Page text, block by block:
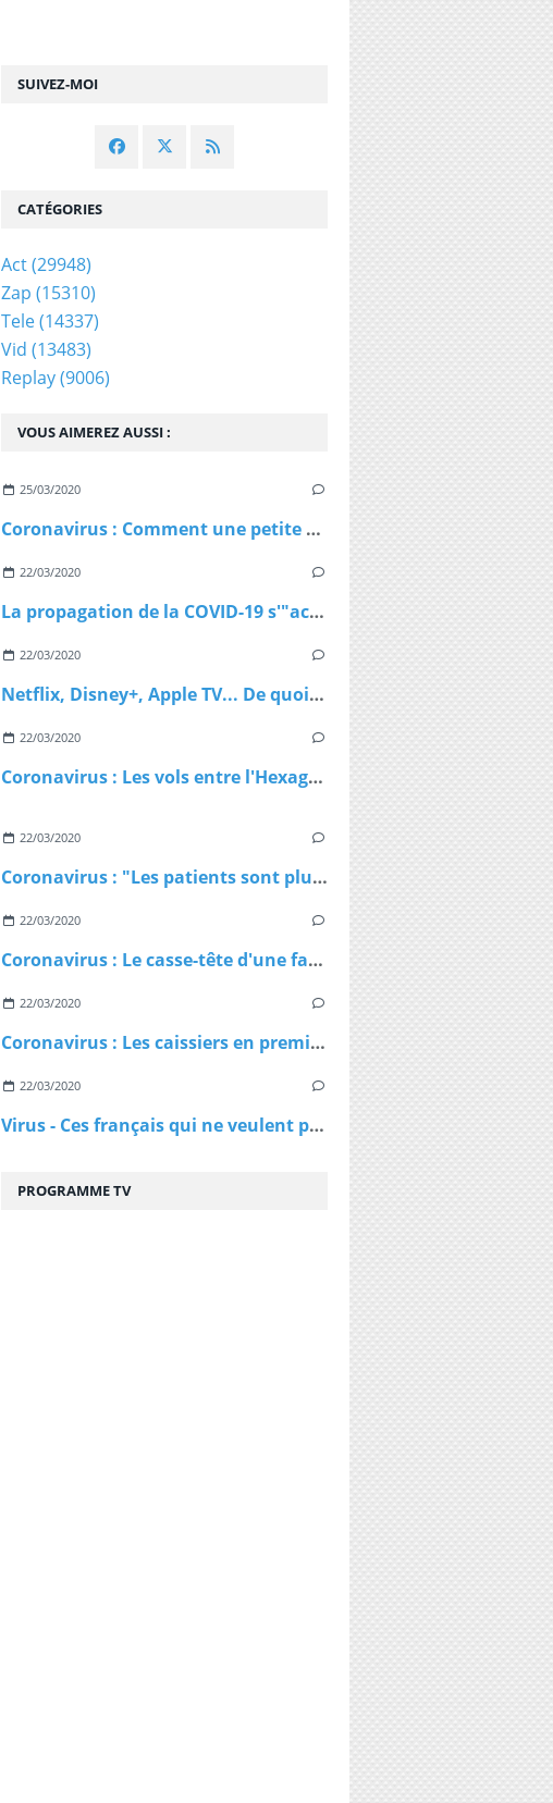
SUIVEZ-MOI
VOUS AIMEREZ AUSSI :
25/03/2020
Coronavirus : Comment une petite station de ski autrichienne a accéléré la propagation du virus
22/03/2020
La propagation de la COVID-19 s'"accélère" au Royaume-Uni
22/03/2020
Netflix, Disney+, Apple TV... De quoi passer du bon temps pendant le confinement
22/03/2020
Coronavirus : Les vols entre l'Hexagone et l'Outre-Mer interdits dès lundi
22/03/2020
Coronavirus : "Les patients sont plus jeunes que ce qu'on nous avait dit", affirme Patrick Pelloux
22/03/2020
Coronavirus : Le casse-tête d'une famille confinée dans un petit appartement
22/03/2020
Coronavirus : Les caissiers en première ligne et peu protégés
22/03/2020
Virus - Ces français qui ne veulent pas rester chez eux et qui ne comprennent pas les ordres des policiers
CATÉGORIES
Act(29948)
Zap (15310)
Tele(14337)
Vid (13483)
Replay(9006)
PROGRAMME TV